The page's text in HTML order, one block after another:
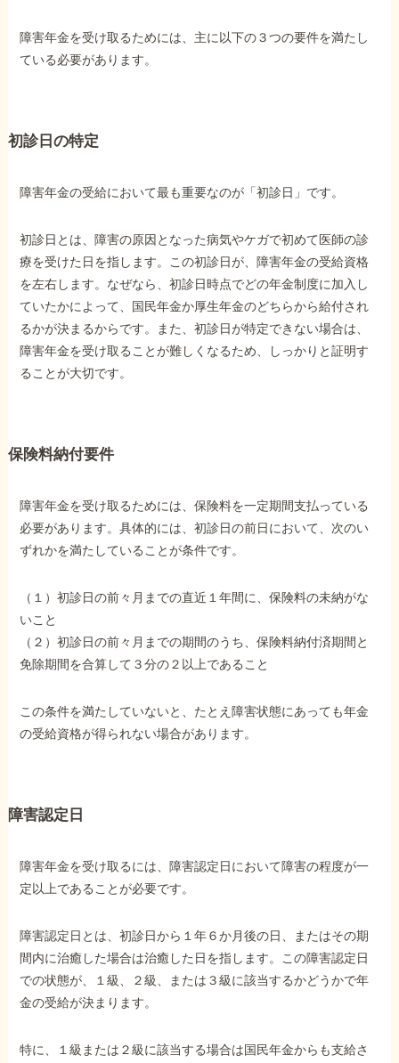
障害年金を受け取るためには、主に以下の３つの要件を満たし
ている必要があります。
初診日の特定
障害年金の受給において最も重要なのが「初診日」です。
初診日とは、障害の原因となった病気やケガで初めて医師の診
療を受けた日を指します。この初診日が、障害年金の受給資格
を左右します。なぜなら、初診日時点でどの年金制度に加入し
ていたかによって、国民年金か厚生年金のどちらから給付され
るかが決まるからです。また、初診日が特定できない場合は、
障害年金を受け取ることが難しくなるため、しっかりと証明す
ることが大切です。
保険料納付要件
障害年金を受け取るためには、保険料を一定期間支払っている
必要があります。具体的には、初診日の前日において、次のい
ずれかを満たしていることが条件です。
（１）初診日の前々月までの直近１年間に、保険料の未納がな
いこと
（２）初診日の前々月までの期間のうち、保険料納付済期間と
免除期間を合算して３分の２以上であること
この条件を満たしていないと、たとえ障害状態にあっても年金
の受給資格が得られない場合があります。
障害認定日
障害年金を受け取るには、障害認定日において障害の程度が一
定以上であることが必要です。
障害認定日とは、初診日から１年６か月後の日、またはその期
間内に治癒した場合は治癒した日を指します。この障害認定日
での状態が、１級、２級、または３級に該当するかどうかで年
金の受給が決まります。
特に、１級または２級に該当する場合は国民年金からも支給さ